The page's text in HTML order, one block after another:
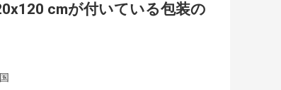
cmが付いている包装の